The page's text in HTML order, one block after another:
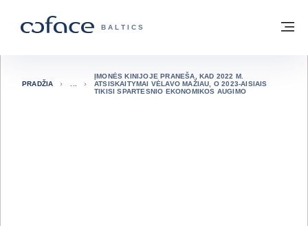
„COFACE“ FOR TRADE - GRUPĖS
BALTICS
Grįžti į pradžią
PRADŽIA
ĮMONĖS KINIJOJE PRANEŠA, KAD 2022 M.
ATSISKAITYMAI VĖLAVO MAŽIAU, O 2023-AISIAIS
TIKISI SPARTESNIO EKONOMIKOS AUGIMO